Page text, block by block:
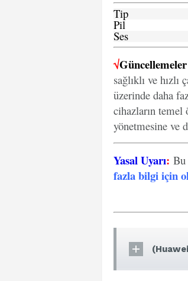
Tip
Pil
Ses
√Güncellemeler
sağlıklı ve
üzerinde daha
cihazların temel
yönetmesine ve
Yasal Uyarı:
fazla bilgi için